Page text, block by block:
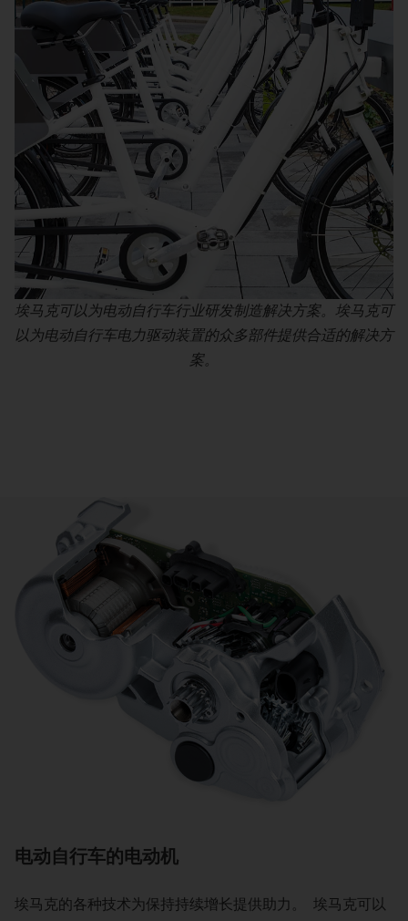
埃马克可以为电动自行车行业研发制造解决方案。埃马克可
以为电动自行车电力驱动装置的众多部件提供合适的解决方
案。
电动自行车的电动机
埃马克的各种技术为保持持续增长提供助力。 埃马克可以